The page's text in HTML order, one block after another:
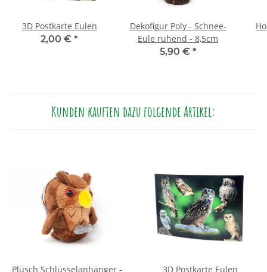
3D Postkarte Eulen
2,00 € *
Dekofigur Poly - Schnee-
Eule ruhend - 8,5cm
5,90 € *
Kunden kauften dazu folgende Artikel:
Plüsch Schlüsselanhänger -
3D Postkarte Eulen